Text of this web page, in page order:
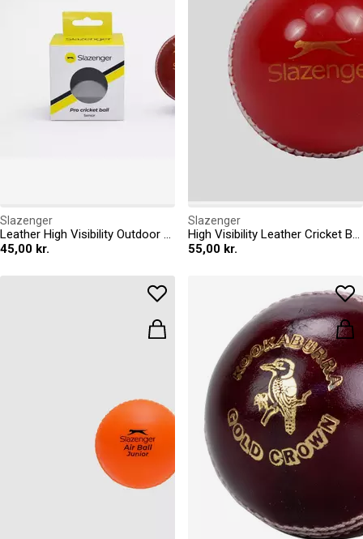
Slazenger
Leather High Visibility Outdoor Cricket Balls
45,00 kr.
Slazenger
High Visibility Leather Cricket Ball
55,00 kr.